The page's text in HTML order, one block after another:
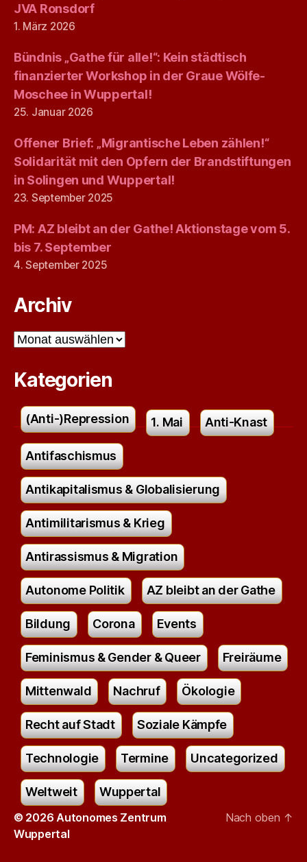
JVA Ronsdorf
1. März 2026
Bündnis „Gathe für alle!“: Kein städtisch
finanzierter Workshop in der Graue Wölfe-
Moschee in Wuppertal!
25. Januar 2026
Offener Brief: „Migrantische Leben zählen!“
Solidarität mit den Opfern der Brandstiftungen
in Solingen und Wuppertal!
23. September 2025
PM: AZ bleibt an der Gathe! Aktionstage vom 5.
bis 7. September
4. September 2025
Archiv
Archiv
Kategorien
(Anti-)Repression 1. Mai Anti-Knast
Antifaschismus
Antikapitalismus & Globalisierung
Antimilitarismus & Krieg
Antirassismus & Migration
Autonome Politik AZ bleibt an der Gathe
Bildung Corona Events
Feminismus & Gender & Queer Freiräume
Mittenwald Nachruf Ökologie
Recht auf Stadt Soziale Kämpfe
Technologie Termine Uncategorized
Weltweit Wuppertal
© 2026 Autonomes Zentrum
Wuppertal
Nach oben ↑